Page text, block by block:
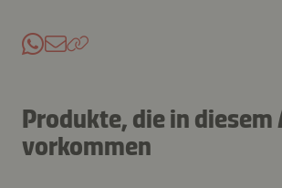
Produkte, die in diesem
vorkommen